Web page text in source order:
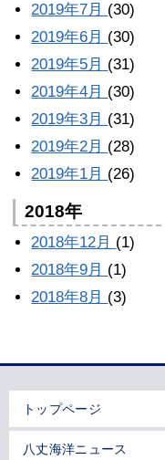
2019年7月 (30)
2019年6月 (30)
2019年5月 (31)
2019年4月 (30)
2019年3月 (31)
2019年2月 (28)
2019年1月 (26)
2018年
2018年12月 (1)
2018年9月 (1)
2018年8月 (3)
トップページ
八丈海洋ニュース